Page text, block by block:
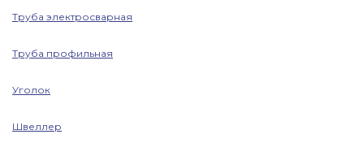
Труба электросварная
Труба профильная
Уголок
Швеллер